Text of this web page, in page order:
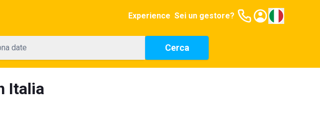
Experience Sei un gestore?
date Cerca
Italia